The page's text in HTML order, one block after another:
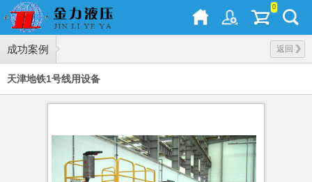
0
成功案例 返回
天津地铁1号线用设备